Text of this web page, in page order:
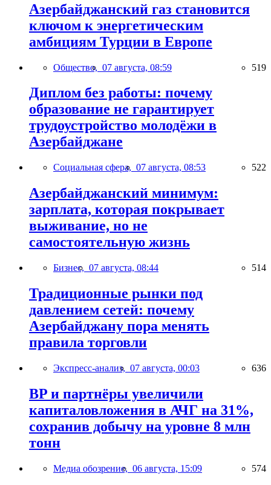
Азербайджанский газ становится
ключом к энергетическим
амбициям Турции в Европе
Общество, 07 августа, 08:59 519
Диплом без работы: почему
образование не гарантирует
трудоустройство молодёжи в
Азербайджане
Социальная сфера, 07 августа, 08:53 522
Азербайджанский минимум:
зарплата, которая покрывает
выживание, но не
самостоятельную жизнь
Бизнес, 07 августа, 08:44 514
Традиционные рынки под
давлением сетей: почему
Азербайджану пора менять
правила торговли
Экспресс-анализ, 07 августа, 00:03 636
BP и партнёры увеличили
капиталовложения в АЧГ на 31%,
сохранив добычу на уровне 8 млн
тонн
Медиа обозрение, 06 августа, 15:09 574